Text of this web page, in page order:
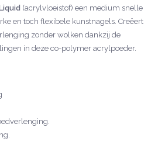
(acrylvloeistof) een medium snelle
en toch flexibele kunstnagels. Creëert
zonder wolken dankzij de
in deze co-polymer acrylpoeder.